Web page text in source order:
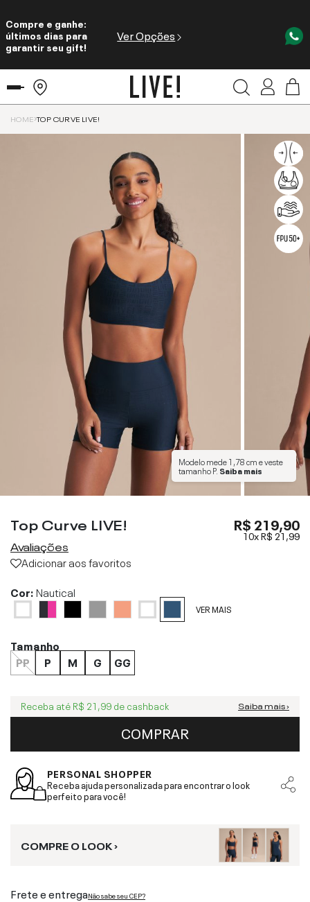
Compre e ganhe:
últimos dias para
garantir seu gift!
Ver Opções
HOME TOP CURVE LIVE!
Modelo mede1,78 cme veste
tamanhoP. Saiba mais
Top Curve LIVE!
Avaliações
Adicionar aos favoritos
R$ 219,90
10xR$ 21,99
Cor:Nautical
VER MAIS
Tamanho
PP
P M G GG
Receba até R$ 21,99 de cashback Saiba mais ›
COMPRAR
PERSONAL SHOPPER
Receba ajuda personalizada para encontrar o look
perfeito para você!
COMPRE O LOOK ›
Frete e entregaNão sabe seu CEP?